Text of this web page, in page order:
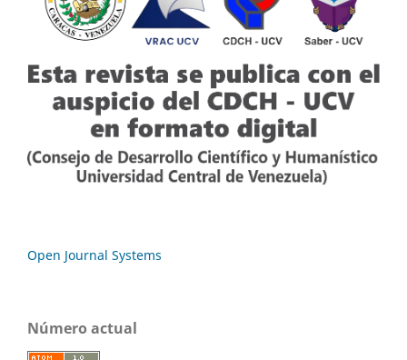
Open Journal Systems
Número actual